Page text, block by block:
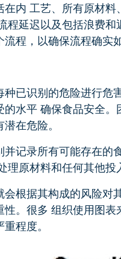
内 工艺、所有原材
程延迟以及包括浪费
程，以确保流程确实
已识别的危险进行危
水平 确保食品安全
在危险。
记录所有可能存在的
原材料和任何其他投
根据其构成的风险对
。很多 组织使用图
程度。